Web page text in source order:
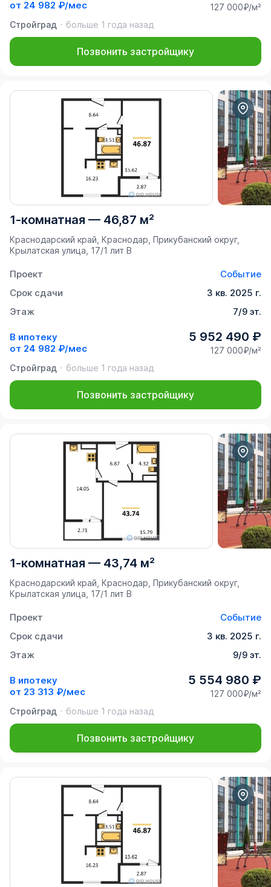
от 24 982 ₽/мес
127 000₽/м²
Стройград
больше 1 года назад
Позвонить застройщику
1-комнатная — 46,87 м²
Краснодарский край, Краснодар, Прикубанский округ,
Крылатская улица, 17/1 лит В
Проект
Событие
Срок сдачи
3 кв. 2025 г.
Этаж
7/9 эт.
В ипотеку
от 24 982 ₽/мес
5 952 490 ₽
127 000₽/м²
Стройград
больше 1 года назад
Позвонить застройщику
1-комнатная — 43,74 м²
Краснодарский край, Краснодар, Прикубанский округ,
Крылатская улица, 17/1 лит В
Проект
Событие
Срок сдачи
3 кв. 2025 г.
Этаж
9/9 эт.
В ипотеку
от 23 313 ₽/мес
5 554 980 ₽
127 000₽/м²
Стройград
больше 1 года назад
Позвонить застройщику